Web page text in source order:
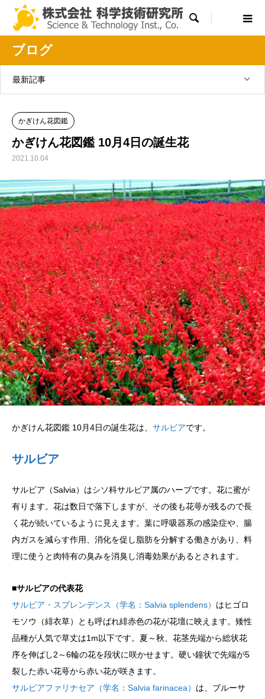

ブログ
最新記事
かぎけん花図鑑
かぎけん花図鑑 10月4日の誕生花
2021.10.04
かぎけん花図鑑 10月4日の誕生花は、 サルビアです。
サルビア
サルビア（Salvia）はシソ科サルビア属のハーブです。花に蜜が
有ります。花は数日で落下しますが、その後も花萼が残るので長
く花が続いているように見えます。葉に呼吸器系の感染症や、腸
内ガスを減らす作用、消化を促し脂肪を分解する働きがあり、料
理に使うと肉特有の臭みを消臭し消毒効果があるとされます。
■サルビアの代表花
サルビア・スプレンデンス（学名：Salvia splendens） はヒゴロ
モソウ（緋衣草）とも呼ばれ緋赤色の花が花壇に映えます。矮性
品種が人気で草丈は1m以下です。夏～秋、花茎先端から総状花
序を伸ばし2～6輪の花を段状に咲かせます。硬い鐘状で先端が5
裂した赤い花萼から赤い花が咲きます。
サルビアファリナセア（学名：Salvia farinacea） は、ブルーサ